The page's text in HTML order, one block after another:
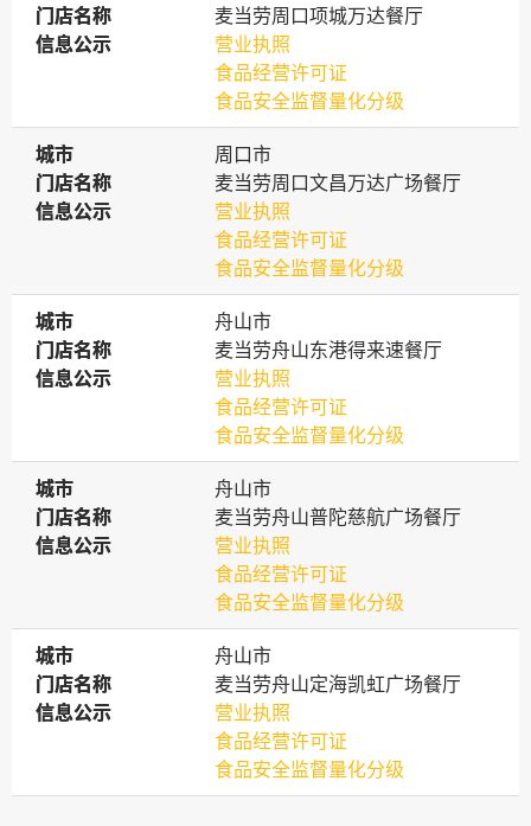
门店名称
门店名称
麦当劳周口项城万达餐厅
信息公示
信息公示
营业执照
食品经营许可证
食品安全监督量化分级
城市
城市
周口市
门店名称
门店名称
麦当劳周口文昌万达广场餐厅
信息公示
信息公示
营业执照
食品经营许可证
食品安全监督量化分级
城市
城市
舟山市
门店名称
门店名称
麦当劳舟山东港得来速餐厅
信息公示
信息公示
营业执照
食品经营许可证
食品安全监督量化分级
城市
城市
舟山市
门店名称
门店名称
麦当劳舟山普陀慈航广场餐厅
信息公示
信息公示
营业执照
食品经营许可证
食品安全监督量化分级
城市
城市
舟山市
门店名称
门店名称
麦当劳舟山定海凯虹广场餐厅
信息公示
信息公示
营业执照
食品经营许可证
食品安全监督量化分级